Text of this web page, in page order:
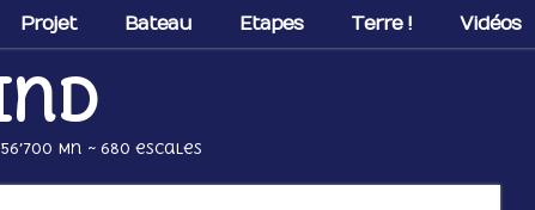
Projet Bateau Etapes Terre ! Vidéos
Mn ~ 680 escales